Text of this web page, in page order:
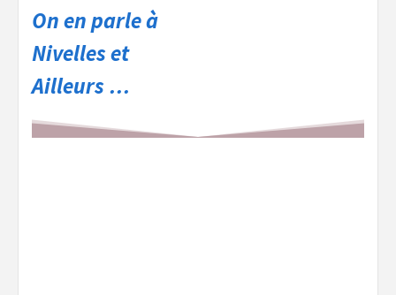
On en parle à
Nivelles et
Ailleurs …